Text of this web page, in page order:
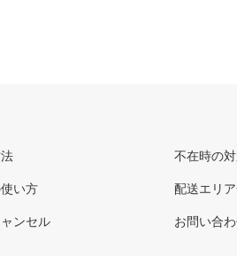
い方
ンセル
不在時の
配送エリ
お問い合